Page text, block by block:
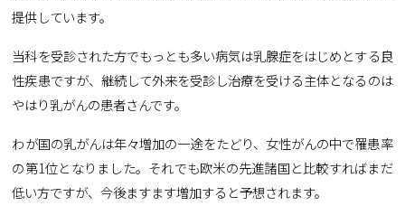
提供しています。
当科を受診された方でもっとも多い病気は乳腺症をはじめとする良
性疾患ですが、継続して外来を受診し治療を受ける主体となるのは
やはり乳がんの患者さんです。
わが国の乳がんは年々増加の一途をたどり、女性がんの中で罹患率
の第1位となりました。それでも欧米の先進諸国と比較すればまだ
低い方ですが、今後ますます増加すると予想されます。